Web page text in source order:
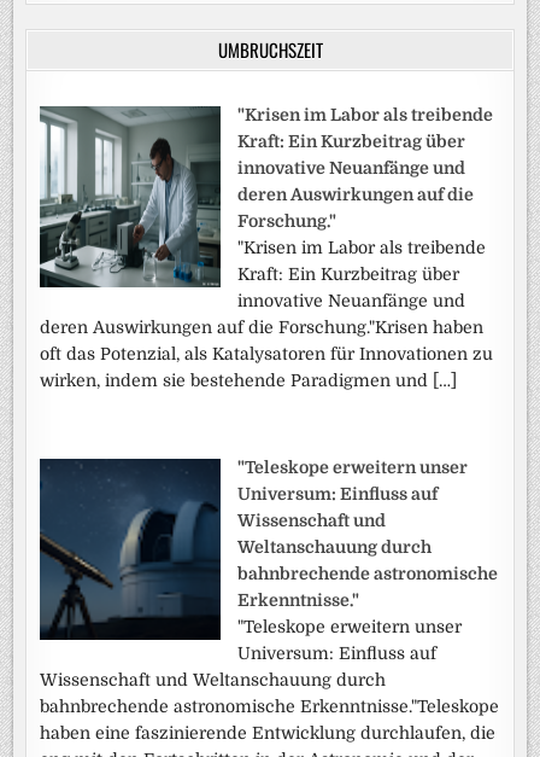
UMBRUCHSZEIT
"Krisen im Labor als treibende
Kraft: Ein Kurzbeitrag über
innovative Neuanfänge und
deren Auswirkungen auf die
Forschung."
"Krisen im Labor als treibende
Kraft: Ein Kurzbeitrag über
innovative Neuanfänge und
deren Auswirkungen auf die Forschung."Krisen haben
oft das Potenzial, als Katalysatoren für Innovationen zu
wirken, indem sie bestehende Paradigmen und […]
"Teleskope erweitern unser
Universum: Einfluss auf
Wissenschaft und
Weltanschauung durch
bahnbrechende astronomische
Erkenntnisse."
"Teleskope erweitern unser
Universum: Einfluss auf
Wissenschaft und Weltanschauung durch
bahnbrechende astronomische Erkenntnisse."Teleskope
haben eine faszinierende Entwicklung durchlaufen, die